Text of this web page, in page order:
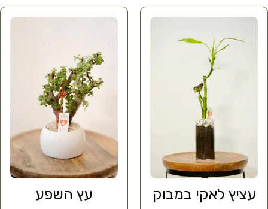
עציץ לאקי במבוק עץ השפע